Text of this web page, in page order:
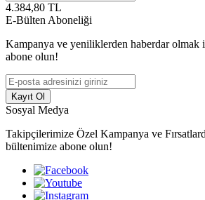
4.384,80 TL
E-Bülten Aboneliği
Kampanya ve yeniliklerden haberdar olmak
abone olun!
Kayıt Ol
Sosyal Medya
Takipçilerimize Özel Kampanya ve
bültenimize abone olun!